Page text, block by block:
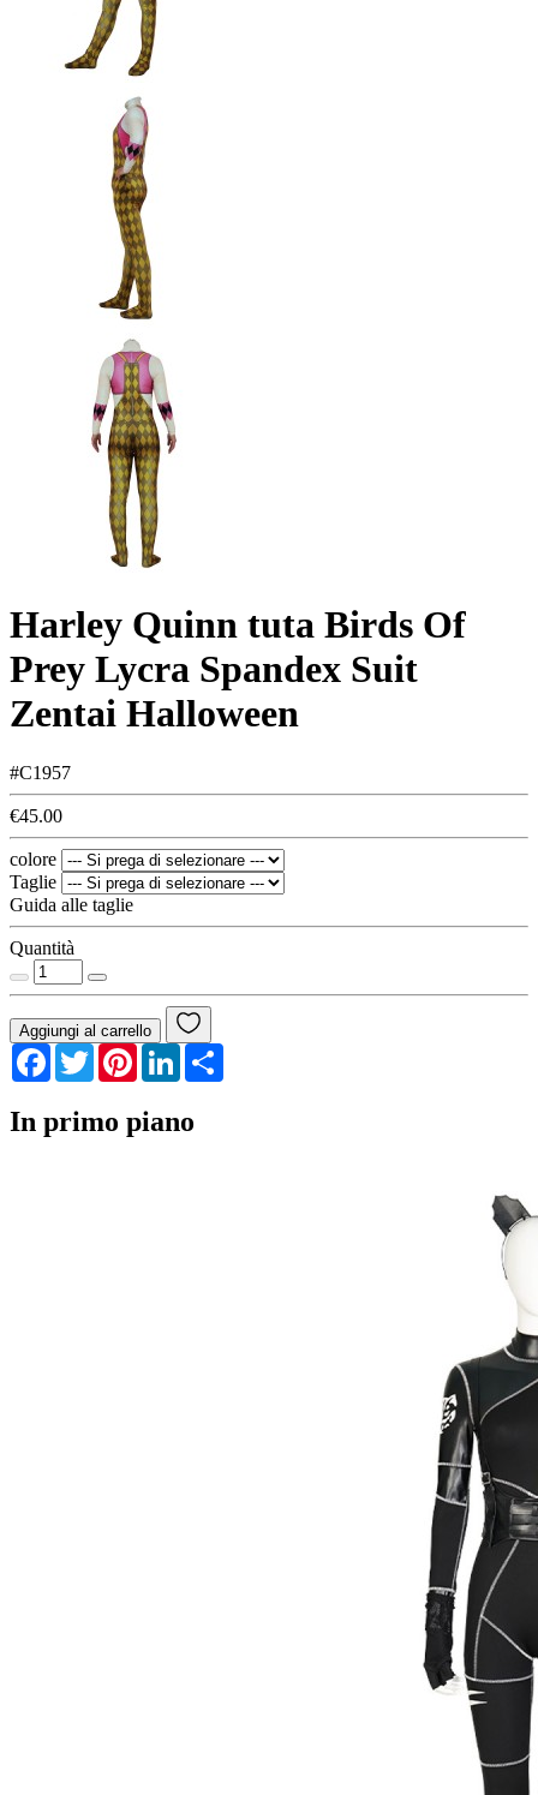
Harley Quinn tuta Birds Of
Prey Lycra Spandex Suit
Zentai Halloween
#C1957
€45.00
colore
Taglie
Guida alle taglie
Quantità
Aggiungi al carrello
Facebook
TwitterPinterestLinkedIn
In primo piano